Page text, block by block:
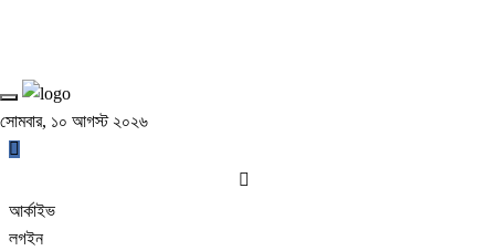
সোমবার, ১০ আগস্ট ২০২৬
আর্কাইভ
লগইন